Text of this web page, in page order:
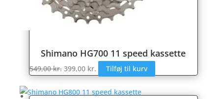
Shimano HG700 11 speed kassette
549,00kr. Den
oprindelige
pris
399,00 kr.Den
aktuelle
pris
Tilføj til kurv